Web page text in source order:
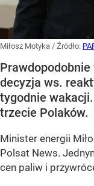
Miłosz Motyka / Źródło:
decyzja ws.
tygodnie
trzecie Polaków.
Minister energii
Polsat News.
cen paliw i